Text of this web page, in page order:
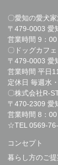
〇愛知の愛犬
〒479-0003 愛
営業時間 9：
〇ドッグカフ
〒479-0003 愛
営業時間 平日
定休日 毎週水
〇株式会社R-
〒470-2309 愛
営業時間 8：
☆TEL 0569-
コンセプト
暮らし方のご提